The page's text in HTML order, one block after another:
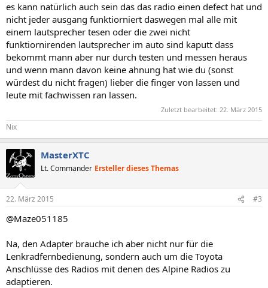
es kann natürlich auch sein das das radio einen defect hat und
nicht jeder ausgang funktiorniert daswegen mal alle mit
einem lautsprecher tesen oder die zwei nicht
funktiornirenden lautsprecher im auto sind kaputt dass
bekommt mann aber nur durch testen und messen heraus
und wenn mann davon keine ahnung hat wie du (sonst
würdest du nicht fragen) lieber die finger von lassen und
leute mit fachwissen ran lassen.
Zuletzt bearbeitet: 22. März 2015
Nix
MasterXTC
Lt. Commander Ersteller dieses Themas
22. März 2015 #3
@Maze051185
Na, den Adapter brauche ich aber nicht nur für die
Lenkradfernbedienung, sondern auch um die Toyota
Anschlüsse des Radios mit denen des Alpine Radios zu
adaptieren.